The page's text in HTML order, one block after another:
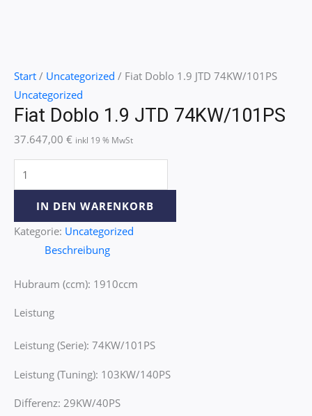
Start / Uncategorized / Fiat Doblo 1.9 JTD 74KW/101PS
Uncategorized
Fiat Doblo 1.9 JTD 74KW/101PS
37.647,00 € inkl 19 % MwSt
IN DEN WARENKORB
Kategorie: Uncategorized
Beschreibung
Hubraum (ccm): 1910ccm
Leistung
Leistung (Serie): 74KW/101PS
Leistung (Tuning): 103KW/140PS
Differenz: 29KW/40PS